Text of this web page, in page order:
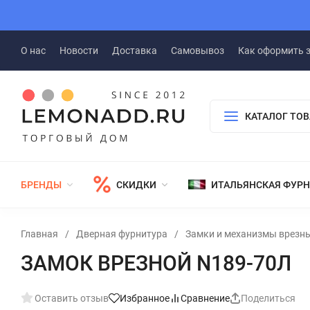
О нас Новости Доставка Самовывоз Как оформить
КАТАЛОГ
БРЕНДЫ СКИДКИ ИТАЛЬЯНСКАЯ
Главная / Дверная фурнитура / Замки и механизмы
ЗАМОК ВРЕЗНОЙ N189-70Л
Оставить отзыв Избранное Сравнение Поделиться